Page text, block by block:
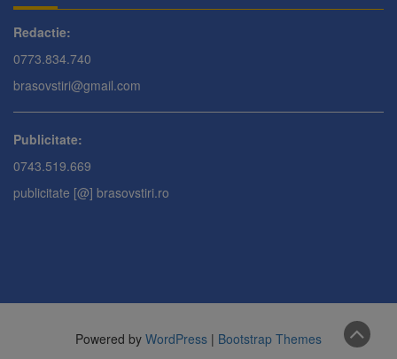
Redactie:
0773.834.740
brasovstiri@gmail.com
Publicitate:
0743.519.669
publicitate [@] brasovstiri.ro
Powered by WordPress | Bootstrap Themes